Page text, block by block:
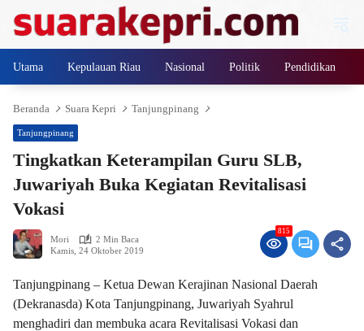
Utama Kepulauan Riau Nasional Politik Pendidikan
Beranda Suara Kepri Tanjungpinang
Tanjungpinang
Tingkatkan Keterampilan Guru SLB,
Juwariyah Buka Kegiatan Revitalisasi
Vokasi
Mori
2 Min Baca
Kamis, 24 Oktober 2019
815
Tanjungpinang – Ketua Dewan Kerajinan Nasional Daerah
(Dekranasda) Kota Tanjungpinang, Juwariyah Syahrul
menghadiri dan membuka acara Revitalisasi Vokasi dan